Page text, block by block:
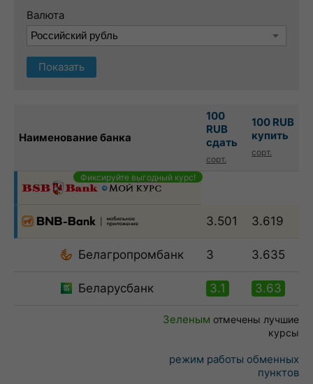
Валюта
Показать
Наименование банка
100
RUB
сдать
сорт.
100 RUB
купить
сорт.
Фиксируйте выгодный курс!
3.501 3.619
Белагропромбанк 3 3.635
Беларусбанк 3.1 3.63
Зеленым отмечены лучшие
курсы
режим работы обменных
пунктов